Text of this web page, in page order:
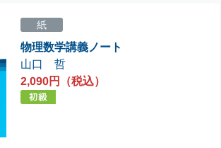
紙
物理数学講義ノート
山口 哲
2,090円（税込）